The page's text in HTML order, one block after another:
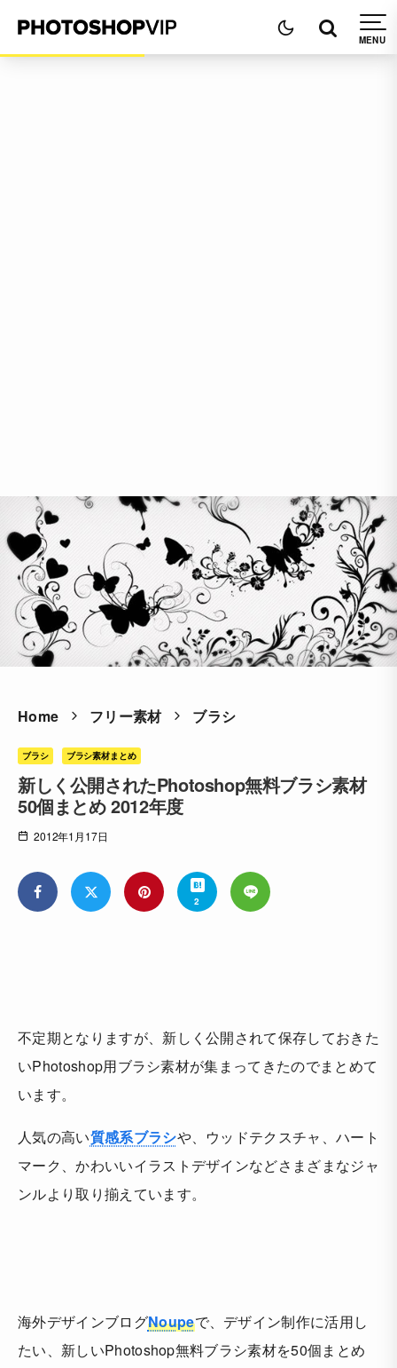
Home フリー素材 ブラシ
ブラシ ブラシ素材まとめ
新しく公開されたPhotoshop無料ブラシ素材
50個まとめ 2012年度
2012年1月17日
2
不定期となりますが、新しく公開されて保存しておきた
いPhotoshop用ブラシ素材が集まってきたのでまとめて
います。
人気の高い質感系ブラシや、ウッドテクスチャ、ハート
マーク、かわいいイラストデザインなどさまざまなジャ
ンルより取り揃えています。
海外デザインブログNoupeで、デザイン制作に活用し
たい、新しいPhotoshop無料ブラシ素材を50個まとめ